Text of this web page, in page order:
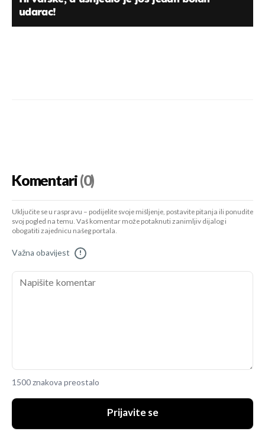
udarac!
Komentari(0)
Uključite se u raspravu – podijelite svoje mišljenje, postavite pitanja ili ponudite
svoj pogled na temu. Vaš komentar može potaknuti zanimljiv dijalog i
obogatiti zajednicu našeg portala.
Važna obavijest !
1500 znakova preostalo
Prijavite se